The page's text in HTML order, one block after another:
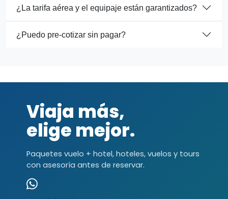
¿La tarifa aérea y el equipaje están garantizados?
¿Puedo pre-cotizar sin pagar?
Viaja más,
elige mejor.
Paquetes vuelo + hotel, hoteles, vuelos y tours
con asesoría antes de reservar.